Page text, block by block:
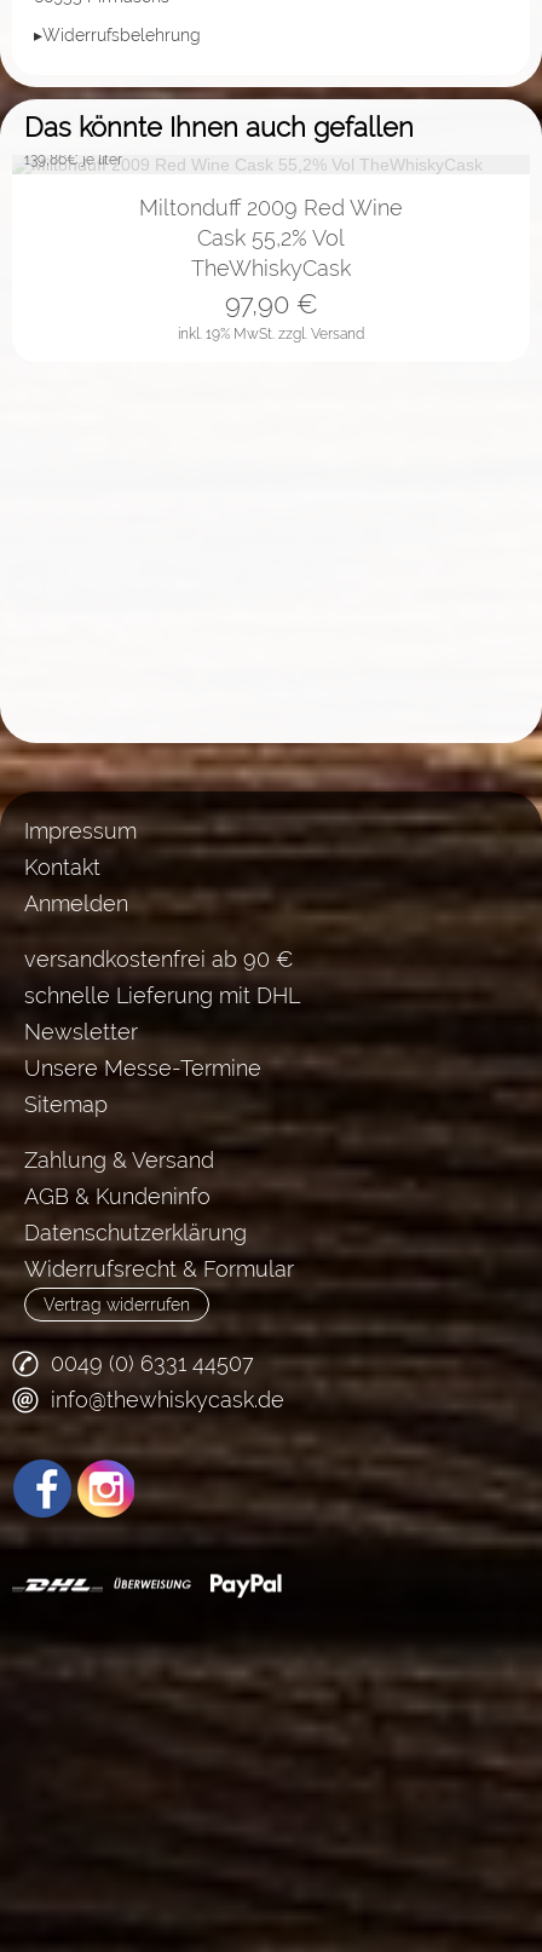
▸Widerrufsbelehrung
Das könnte Ihnen auch gefallen
139,86€ je liter
Miltonduff 2009 Red Wine
Cask 55,2% Vol
TheWhiskyCask
inkl. 19% MwSt. zzgl. Versand
97,90€
Impressum
Kontakt
Anmelden
versandkostenfrei ab 90 €
schnelle Lieferung mit DHL
Newsletter
Unsere Messe-Termine
Sitemap
Zahlung & Versand
AGB & Kundeninfo
Datenschutzerklärung
Widerrufsrecht & Formular
Vertrag widerrufen
0049 (0) 6331 44507
info@thewhiskycask.de